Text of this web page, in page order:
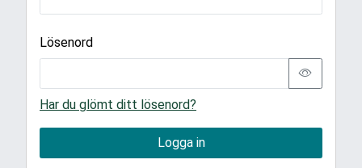
Lösenord
Har du glömt ditt lösenord?
Logga in